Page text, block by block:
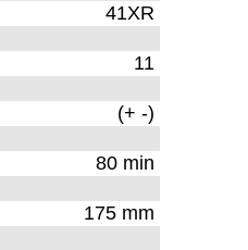
41XR
11
(+ -)
80 min
175 mm